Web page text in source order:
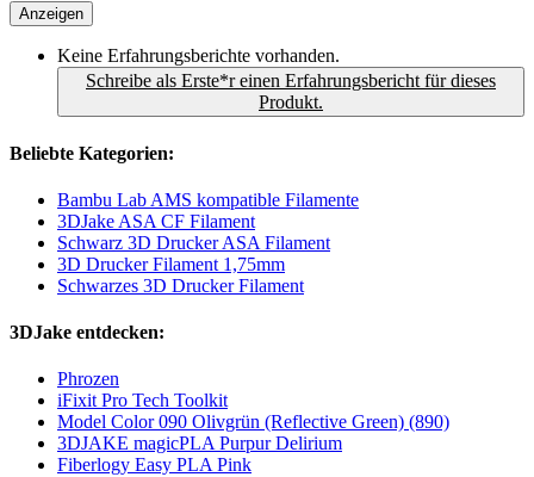
Anzeigen
Keine Erfahrungsberichte vorhanden.
Schreibe als Erste*r einen Erfahrungsbericht für dieses
Produkt.
Beliebte Kategorien:
Bambu Lab AMS kompatible Filamente
3DJake ASA CF Filament
Schwarz 3D Drucker ASA Filament
3D Drucker Filament 1,75mm
Schwarzes 3D Drucker Filament
3DJake entdecken:
Phrozen
iFixit Pro Tech Toolkit
Model Color 090 Olivgrün (Reflective Green) (890)
3DJAKE magicPLA Purpur Delirium
Fiberlogy Easy PLA Pink